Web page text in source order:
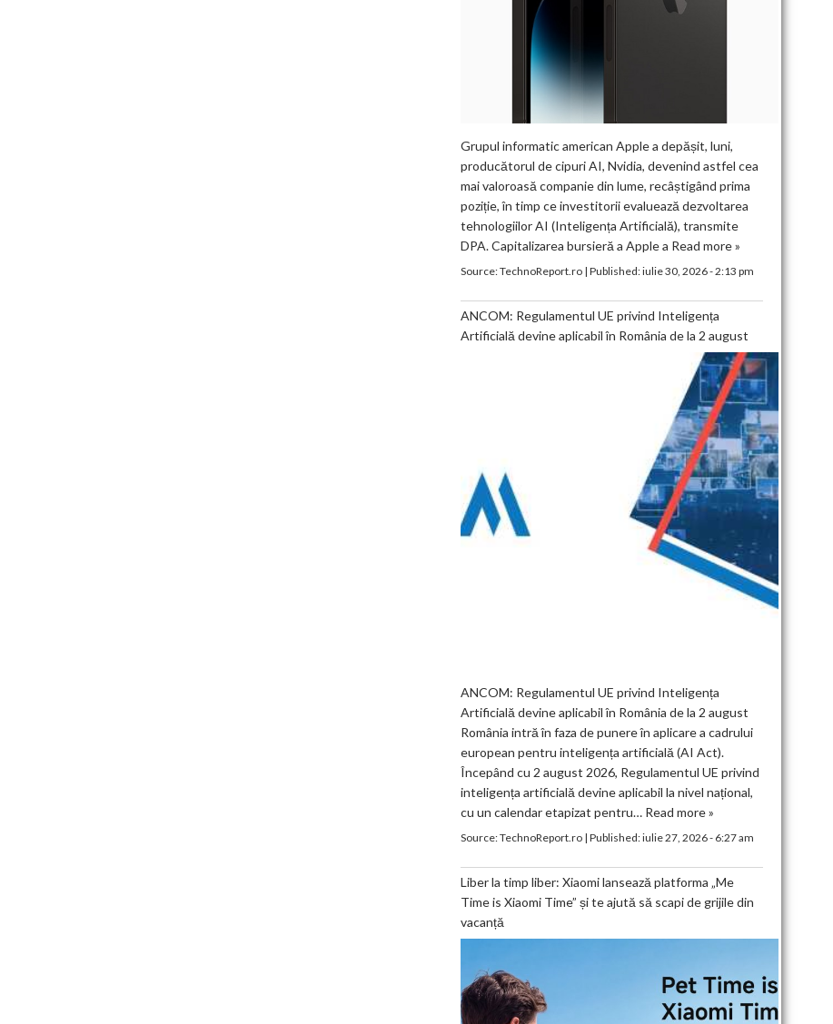
Grupul informatic american Apple a depășit, luni,
producătorul de cipuri AI, Nvidia, devenind astfel cea
mai valoroasă companie din lume, recâștigând prima
poziție, în timp ce investitorii evaluează dezvoltarea
tehnologiilor AI (Inteligența Artificială), transmite
DPA. Capitalizarea bursieră a Apple a Read more »
Source:TechnoReport.ro| Published:iulie 30, 2026 - 2:13 pm
ANCOM: Regulamentul UE privind Inteligența
Artificială devine aplicabil în România de la 2 august
ANCOM: Regulamentul UE privind Inteligența
Artificială devine aplicabil în România de la 2 august
România intră în faza de punere în aplicare a cadrului
european pentru inteligența artificială (AI Act).
Începând cu 2 august 2026, Regulamentul UE privind
inteligența artificială devine aplicabil la nivel național,
cu un calendar etapizat pentru… Read more »
Source:TechnoReport.ro| Published:iulie 27, 2026 - 6:27 am
Liber la timp liber: Xiaomi lansează platforma „Me
Time is Xiaomi Time” și te ajută să scapi de grijile din
vacanță